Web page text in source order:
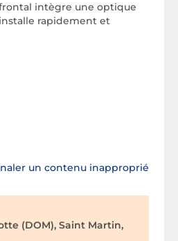
intègre une optique
rapidement et
un contenu inapproprié
(DOM), Saint Martin,